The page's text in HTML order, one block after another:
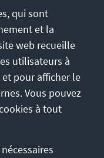
UNIES
qui sont
et la
web recueille
utilisateurs à
et pour afficher le
Vous pouvez
à tout